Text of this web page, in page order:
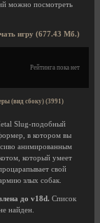
можно посмотреть
игру (677.43 Мб.)
Рейтинга пока нет
(вид сбоку) (3991)
Slug-подобный
в котором вы
анимированным
который умеет
свой
злых собак.
до v18d. Список
найден.